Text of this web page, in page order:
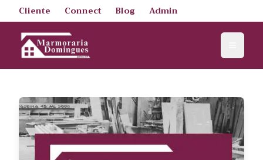
Cliente Connect Blog Admin